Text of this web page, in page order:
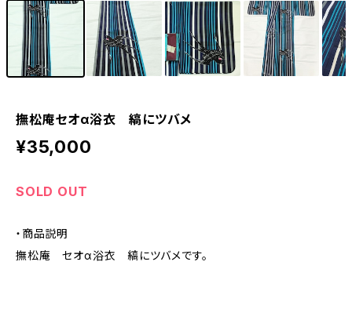
撫松庵セオα浴衣 縞にツバメ
¥35,000
SOLD OUT
・商品説明
撫松庵 セオα浴衣 縞にツバメです。